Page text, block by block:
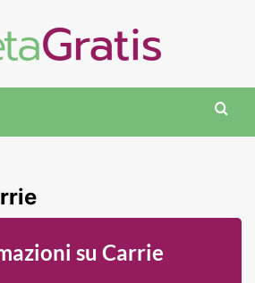
su Carrie